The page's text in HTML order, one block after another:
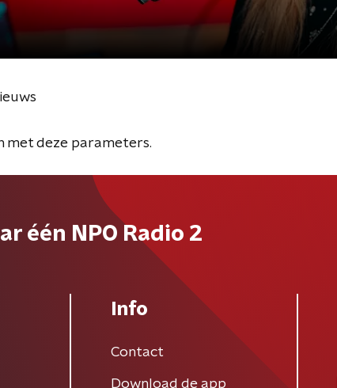
met deze parameters.
één NPO Radio 2
Info
Contact
Download de app